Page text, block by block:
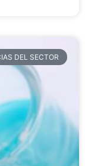
DEL SECTOR